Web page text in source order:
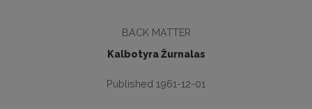
BACK MATTER
Kalbotyra Žurnalas
Published 1961-12-01